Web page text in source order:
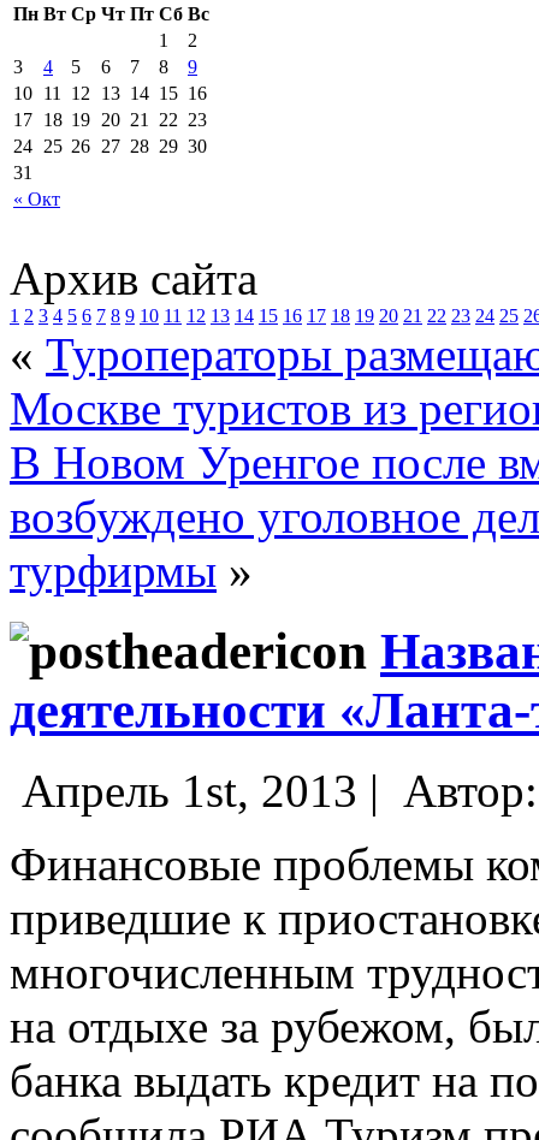
Пн Вт Ср Чт Пт Сб Вс
« Окт
1
2
3
4 5 6 7 8
9
10 11 12 13 14 15 16
17 18 19 20 21 22 23
24 25 26 27 28 29 30
31
Архив сайта
1 2 3 4 5 6 7 8 9 10 11 12 13 14 15 16 17 18 19 20 21 22 23 24 25
« Туроператоры
Москве туристов из
В Новом Уренгое после
возбуждено уголовное
турфирмы »
деятельности
Апрель 1st, 2013 |
Финансовые проблемы
приведшие к
многочисленным
на отдыхе за рубежом,
банка выдать кредит на